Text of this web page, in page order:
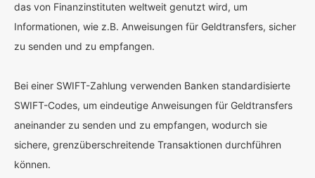
das von Finanzinstituten weltweit genutzt wird, um
Informationen, wie z.B. Anweisungen für Geldtransfers, sicher
zu senden und zu empfangen.
Bei einer SWIFT-Zahlung verwenden Banken standardisierte
SWIFT-Codes, um eindeutige Anweisungen für Geldtransfers
aneinander zu senden und zu empfangen, wodurch sie
sichere, grenzüberschreitende Transaktionen durchführen
können.